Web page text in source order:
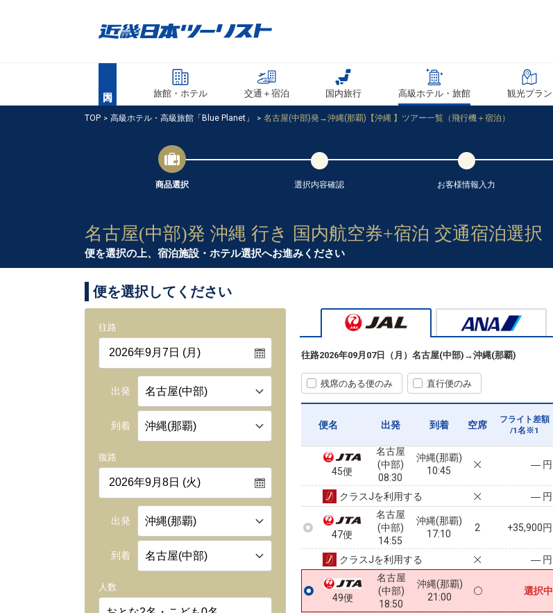
旅館・ホテル 交通＋宿泊 国内旅行 高級ホテル・旅館 観光プラン
TOP 高級ホテル・高級旅館「Blue Planet」 名古屋(中部)発→沖縄(那覇)【沖縄 】ツアー一覧（飛行機＋宿泊）
商品選択 選択内容確認 お客様情報 入力
名古屋(中部)発 沖縄 行き 国内航空券+宿泊 交通宿泊選択
便を選択の上、宿泊施設・ホテル選択へお進みください
便を選択してください
往路
出発
到着
復路
出発
到着
人数
往路2026年09月07日（月） 名古屋(中部) →沖縄(那覇)
残席のある便のみ 直行便のみ
便名 出発 到着 空席
フライト差額
/1名※1
45便
名古屋
(中部)
08:30
沖縄(那覇)
10:45
― 円
クラスJを利用する ― 円
47便
名古屋
(中部)
14:55
沖縄(那覇)
17:10
2 +35,900円
クラスJを利用する ― 円
49便
名古屋
(中部)
18:50
沖縄(那覇)
21:00
選択中